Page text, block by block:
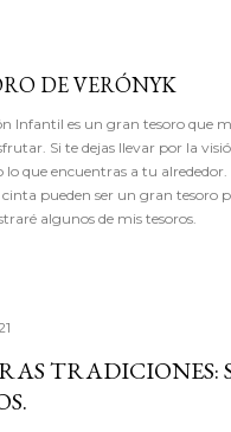
DE VERÓNYK
Infantil es un gran tesoro que
Si te dejas llevar por la
lo que encuentras a tu
pueden ser un gran tesoro
algunos de mis tesoros.
TRADICIONES: